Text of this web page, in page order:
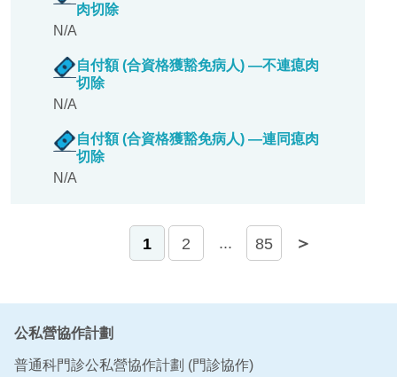
肉切除
N/A
自付額 (合資格獲豁免病人) —不連瘜肉
切除
N/A
自付額 (合資格獲豁免病人) —連同瘜肉
切除
N/A
1 2 ... 85 ＞
公私營協作計劃
普通科門診公私營協作計劃 (門診協作)